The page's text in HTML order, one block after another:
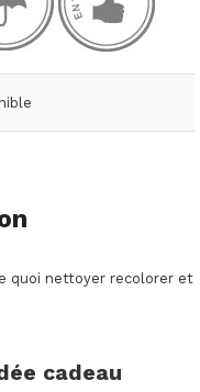
quoi nettoyer recolorer et
cadeau